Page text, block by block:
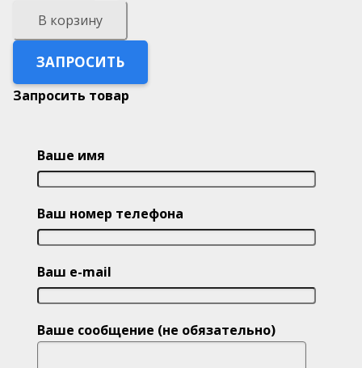
В корзину
ЗАПРОСИТЬ
Запросить товар
Ваше имя
Ваш номер телефона
Ваш e-mail
Ваше сообщение (не обязательно)